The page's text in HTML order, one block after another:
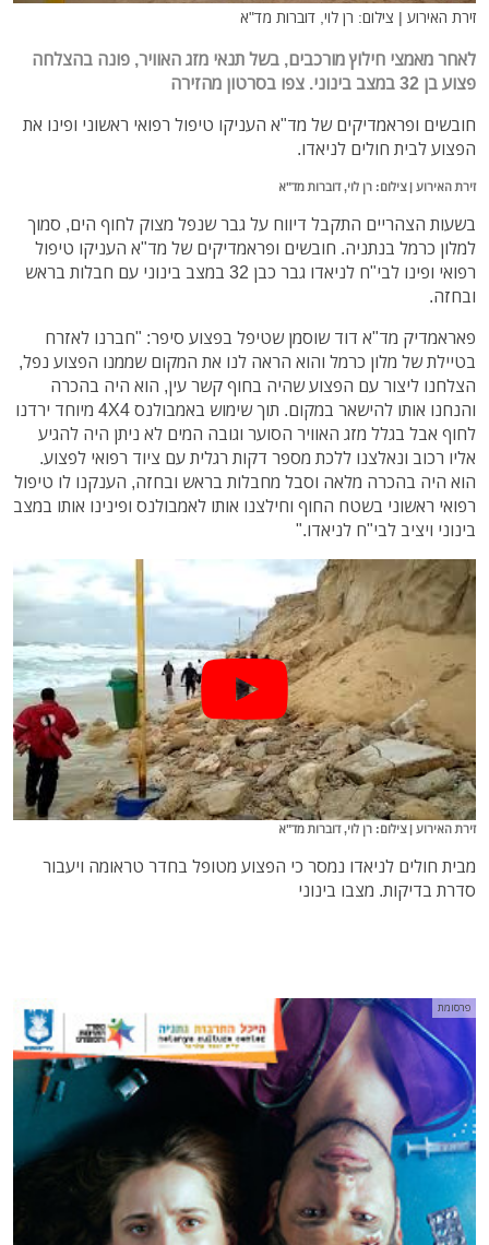
זירת האירוע | צילום: רן לוי, דוברות מד"א
לאחר מאמצי חילוץ מורכבים, בשל תנאי מזג האוויר, פונה בהצלחה
פצוע בן 32 במצב בינוני. צפו בסרטון מהזירה
חובשים ופראמדיקים של מד"א העניקו טיפול רפואי ראשוני ופינו את
הפצוע לבית חולים לניאדו.
זירת האירוע | צילום: רן לוי, דוברות מד"א
בשעות הצהריים התקבל דיווח על גבר שנפל מצוק לחוף הים, סמוך
למלון כרמל בנתניה. חובשים ופראמדיקים של מד"א העניקו טיפול
רפואי ופינו לבי"ח לניאדו גבר כבן 32 במצב בינוני עם חבלות בראש
ובחזה.
פאראמדיק מד"א דוד שוסמן שטיפל בפצוע סיפר: "חברנו לאזרח
בטיילת של מלון כרמל והוא הראה לנו את המקום שממנו הפצוע נפל,
הצלחנו ליצור עם הפצוע שהיה בחוף קשר עין, הוא היה בהכרה
והנחנו אותו להישאר במקום. תוך שימוש באמבולנס 4X4 מיוחד ירדנו
לחוף אבל בגלל מזג האוויר הסוער וגובה המים לא ניתן היה להגיע
אליו רכוב ונאלצנו ללכת מספר דקות רגלית עם ציוד רפואי לפצוע.
הוא היה בהכרה מלאה וסבל מחבלות בראש ובחזה, הענקנו לו טיפול
רפואי ראשוני בשטח החוף וחילצנו אותו לאמבולנס ופינינו אותו במצב
בינוני ויציב לבי"ח לניאדו."
זירת האירוע | צילום: רן לוי, דוברות מד"א
מבית חולים לניאדו נמסר כי הפצוע מטופל בחדר טראומה ויעבור
סדרת בדיקות. מצבו בינוני
פרסומת